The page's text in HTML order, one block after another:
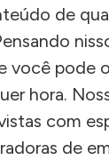
de
você pode
hora.
com
de